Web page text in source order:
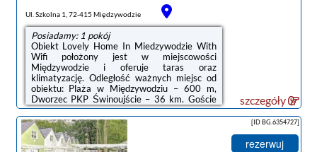
Ul. Szkolna 1, 72-415 Międzywodzie
Posiadamy: 1 pokój
Obiekt Lovely Home In Miedzywodzie With
Wifi położony jest w miejscowości
Międzywodzie i oferuje taras oraz
klimatyzację. Odległość ważnych miejsc od
obiektu: Plaża w Międzywodziu – 600 m,
Dworzec PKP Świnoujście – 36 km. Goście
mogą korzystać z bezpłatnego WiFi we
wszystkich pomieszczeniach. Na terenie
obiektu dostępny jest też prywatny
parking.Oferta domu wakacyjnego obejmuje
szczegóły
[ID BG.6354727]
rezerwuj